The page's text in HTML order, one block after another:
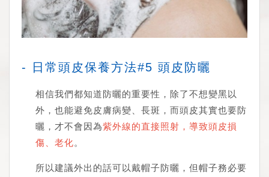
- 日常頭皮保養方法#5 頭皮防曬
相信我們都知道防曬的重要性，除了不想變黑以
外，也能避免皮膚病變、長斑，而頭皮其實也要防
曬，才不會因為紫外線的直接照射，導致頭皮損
傷、老化。
所以建議外出的話可以戴帽子防曬，但帽子務必要